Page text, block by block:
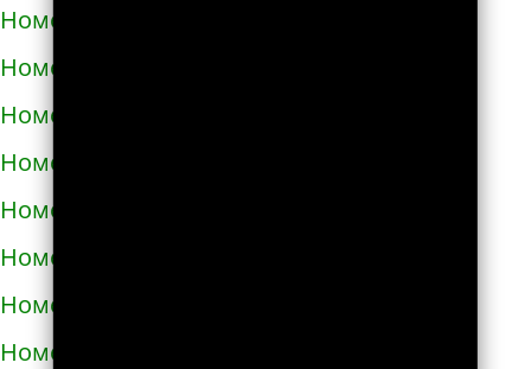
Номера телефонов такси в Теребовле
Номера телефонов такси в Терновке
Номера телефонов такси в Тернополе
Номера телефонов такси в Токмаке
Номера телефонов такси в Тростянце
Номера телефонов такси в Трускавце
Номера телефонов такси в Тульчине
Номера телефонов такси в Ужгороде